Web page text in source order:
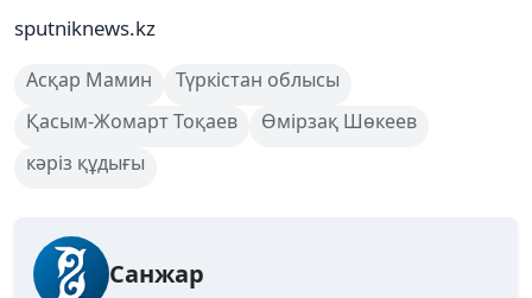
sputniknews.kz
Асқар Мамин
Түркістан облысы
Қасым-Жомарт Тоқаев
Өмірзақ Шөкеев
кәріз құдығы
Санжар